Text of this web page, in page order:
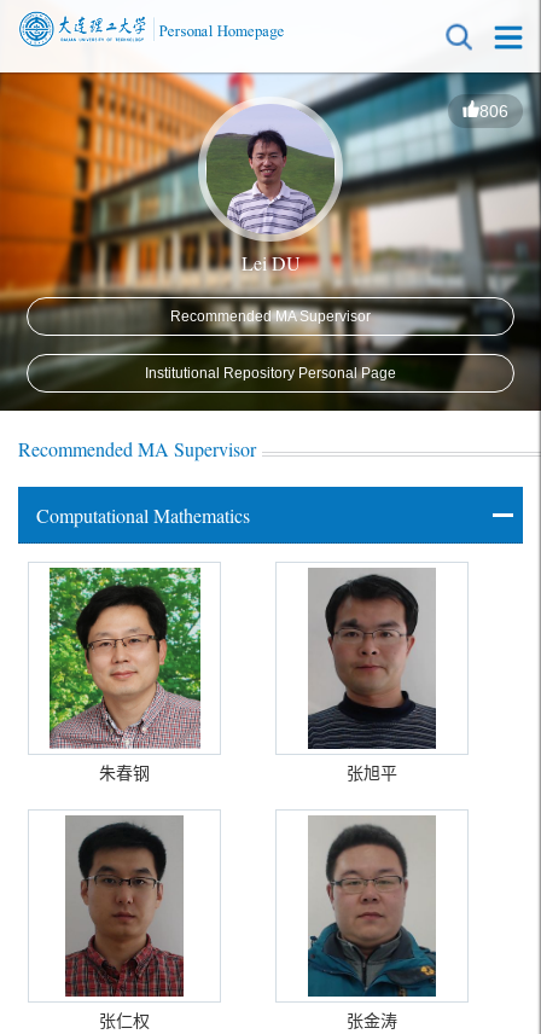
806
Lei DU
Recommended MA Supervisor
Institutional Repository Personal Page
Recommended MA Supervisor
Computational Mathematics
朱春钢 张旭平
张仁权 张金涛